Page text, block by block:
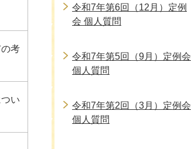
考
い
令和7年第6回（12月）定例
会 個人質問
令和7年第5回（9月）定例会
個人質問
令和7年第2回（3月）定例会
個人質問